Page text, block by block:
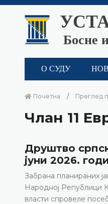
Босне
О СУДУ
Почетна Преглед
Члан 11
Друштво
јуни 2026.
Забрана планираних
Народној Републици
власти спровеле